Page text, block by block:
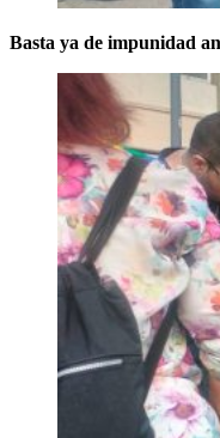
Basta ya de impunidad